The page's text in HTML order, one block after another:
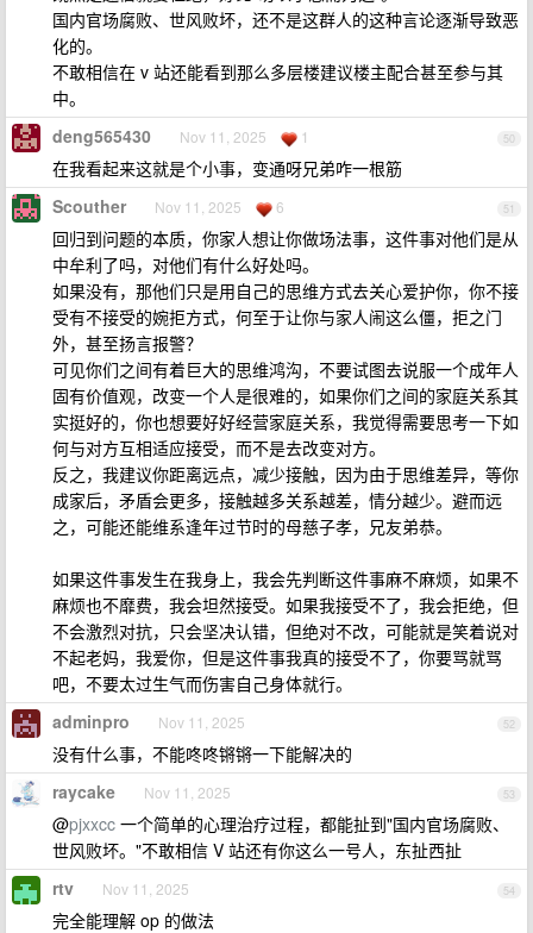
国内官场腐败、世风败坏，还不是这群人的这种言论逐渐导致恶
化的。
不敢相信在 v 站还能看到那么多层楼建议楼主配合甚至参与其
中。
50
deng565430 Nov 11, 2025 1
在我看起来这就是个小事，变通呀兄弟咋一根筋
51
Scouther Nov 11, 2025 6
回归到问题的本质，你家人想让你做场法事，这件事对他们是从
中牟利了吗，对他们有什么好处吗。
如果没有，那他们只是用自己的思维方式去关心爱护你，你不接
受有不接受的婉拒方式，何至于让你与家人闹这么僵，拒之门
外，甚至扬言报警？
可见你们之间有着巨大的思维鸿沟，不要试图去说服一个成年人
固有价值观，改变一个人是很难的，如果你们之间的家庭关系其
实挺好的，你也想要好好经营家庭关系，我觉得需要思考一下如
何与对方互相适应接受，而不是去改变对方。
反之，我建议你距离远点，减少接触，因为由于思维差异，等你
成家后，矛盾会更多，接触越多关系越差，情分越少。避而远
之，可能还能维系逢年过节时的母慈子孝，兄友弟恭。
如果这件事发生在我身上，我会先判断这件事麻不麻烦，如果不
麻烦也不靡费，我会坦然接受。如果我接受不了，我会拒绝，但
不会激烈对抗，只会坚决认错，但绝对不改，可能就是笑着说对
不起老妈，我爱你，但是这件事我真的接受不了，你要骂就骂
吧，不要太过生气而伤害自己身体就行。
52
adminpro Nov 11, 2025
没有什么事，不能咚咚锵锵一下能解决的
53
raycake Nov 11, 2025
@pjxxcc 一个简单的心理治疗过程，都能扯到"国内官场腐败、
世风败坏。"不敢相信 V 站还有你这么一号人，东扯西扯
54
rtv Nov 11, 2025
完全能理解 op 的做法